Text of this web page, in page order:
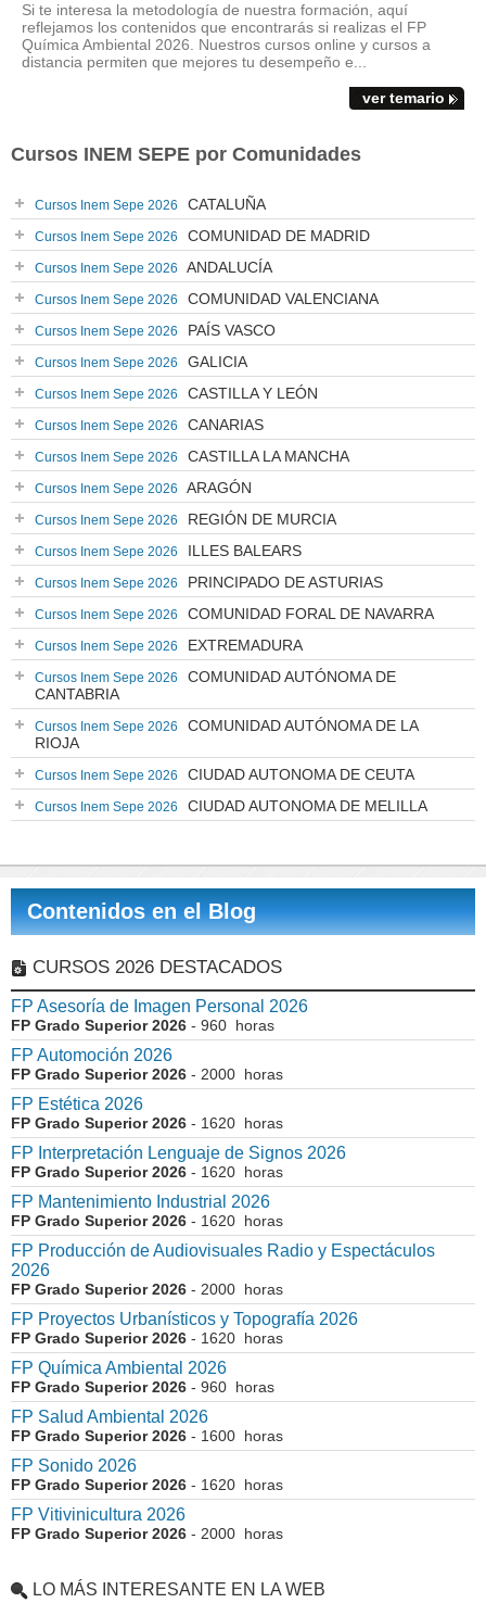
Si te interesa la metodología de nuestra formación, aquí
reflejamos los contenidos que encontrarás si realizas el FP
Química Ambiental 2026. Nuestros cursos online y cursos a
distancia permiten que mejores tu desempeño e...
ver temario
Cursos INEM SEPE por Comunidades
Cursos Inem Sepe 2026 CATALUÑA
Cursos Inem Sepe 2026 COMUNIDAD DE MADRID
Cursos Inem Sepe 2026 ANDALUCÍA
Cursos Inem Sepe 2026 COMUNIDAD VALENCIANA
Cursos Inem Sepe 2026 PAÍS VASCO
Cursos Inem Sepe 2026 GALICIA
Cursos Inem Sepe 2026 CASTILLA Y LEÓN
Cursos Inem Sepe 2026 CANARIAS
Cursos Inem Sepe 2026 CASTILLA LA MANCHA
Cursos Inem Sepe 2026 ARAGÓN
Cursos Inem Sepe 2026 REGIÓN DE MURCIA
Cursos Inem Sepe 2026 ILLES BALEARS
Cursos Inem Sepe 2026 PRINCIPADO DE ASTURIAS
Cursos Inem Sepe 2026 COMUNIDAD FORAL DE NAVARRA
Cursos Inem Sepe 2026 EXTREMADURA
Cursos Inem Sepe 2026
COMUNIDAD AUTÓNOMA DE
CANTABRIA
Cursos Inem Sepe 2026
COMUNIDAD AUTÓNOMA DE LA
RIOJA
Cursos Inem Sepe 2026 CIUDAD AUTONOMA DE CEUTA
Cursos Inem Sepe 2026 CIUDAD AUTONOMA DE MELILLA
Contenidos en el Blog
CURSOS 2026 DESTACADOS
FP Asesoría de Imagen Personal 2026
FP Grado Superior 2026 - 960 horas
FP Automoción 2026
FP Grado Superior 2026 - 2000 horas
FP Estética 2026
FP Grado Superior 2026 - 1620 horas
FP Interpretación Lenguaje de Signos 2026
FP Grado Superior 2026 - 1620 horas
FP Mantenimiento Industrial 2026
FP Grado Superior 2026 - 1620 horas
FP Producción de Audiovisuales Radio y Espectáculos
2026
FP Grado Superior 2026 - 2000 horas
FP Proyectos Urbanísticos y Topografía 2026
FP Grado Superior 2026 - 1620 horas
FP Química Ambiental 2026
FP Grado Superior 2026 - 960 horas
FP Salud Ambiental 2026
FP Grado Superior 2026 - 1600 horas
FP Sonido 2026
FP Grado Superior 2026 - 1620 horas
FP Vitivinicultura 2026
FP Grado Superior 2026 - 2000 horas
LO MÁS INTERESANTE EN LA WEB